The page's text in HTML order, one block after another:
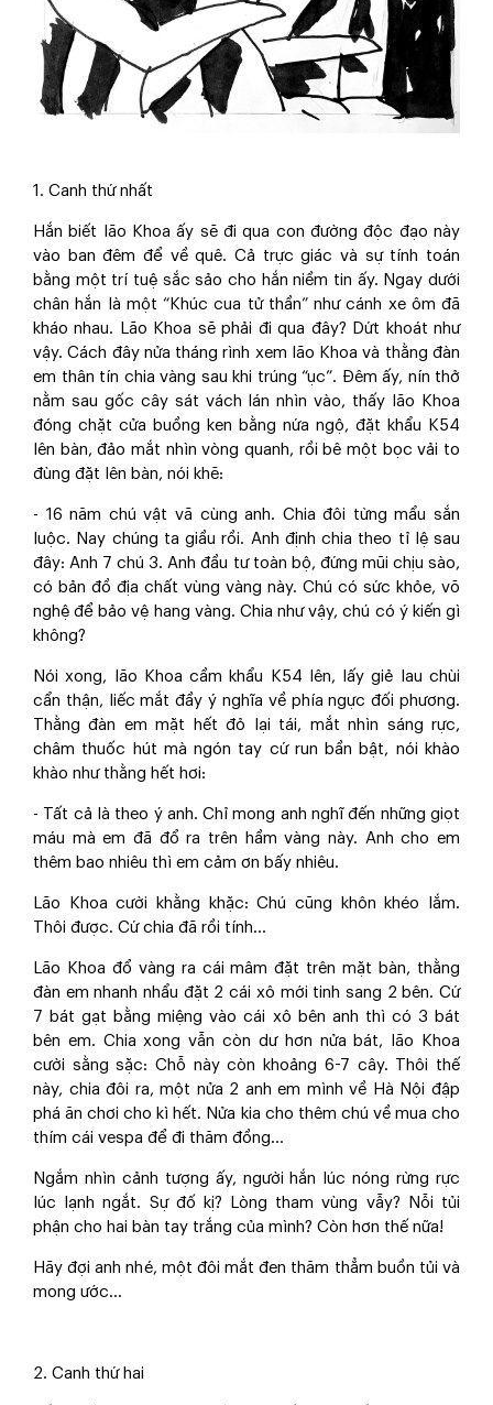
1. Canh thứ nhất
Hắn biết lão Khoa ấy sẽ đi qua con đường độc đạo này
vào ban đêm để về quê. Cả trực giác và sự tính toán
bằng một trí tuệ sắc sảo cho hắn niềm tin ấy. Ngay dưới
chân hắn là một “Khúc cua tử thần” như cánh xe ôm đã
kháo nhau. Lão Khoa sẽ phải đi qua đây? Dứt khoát như
vậy. Cách đây nửa tháng rình xem lão Khoa và thằng đàn
em thân tín chia vàng sau khi trúng “ục”. Đêm ấy, nín thở
nằm sau gốc cây sát vách lán nhìn vào, thấy lão Khoa
đóng chặt cửa buồng ken bằng nứa ngộ, đặt khẩu K54
lên bàn, đảo mắt nhìn vòng quanh, rồi bê một bọc vải to
đùng đặt lên bàn, nói khẽ:
- 16 năm chú vật vã cùng anh. Chia đôi từng mẩu sắn
luộc. Nay chúng ta giầu rồi. Anh định chia theo tỉ lệ sau
đây: Anh 7 chú 3. Anh đầu tư toàn bộ, đứng mũi chịu sào,
có bản đồ địa chất vùng vàng này. Chú có sức khỏe, võ
nghệ để bảo vệ hang vàng. Chia như vậy, chú có ý kiến gì
không?
Nói xong, lão Khoa cầm khẩu K54 lên, lấy giẻ lau chùi
cẩn thận, liếc mắt đầy ý nghĩa về phía ngực đối phương.
Thằng đàn em mặt hết đỏ lại tái, mắt nhìn sáng rực,
châm thuốc hút mà ngón tay cứ run bần bật, nói khào
khào như thằng hết hơi:
- Tất cả là theo ý anh. Chỉ mong anh nghĩ đến những giọt
máu mà em đã đổ ra trên hầm vàng này. Anh cho em
thêm bao nhiêu thì em cảm ơn bấy nhiêu.
Lão Khoa cười khằng khặc: Chú cũng khôn khéo lắm.
Thôi được. Cứ chia đã rồi tính…
Lão Khoa đổ vàng ra cái mâm đặt trên mặt bàn, thằng
đàn em nhanh nhẩu đặt 2 cái xô mới tinh sang 2 bên. Cứ
7 bát gạt bằng miệng vào cái xô bên anh thì có 3 bát
bên em. Chia xong vẫn còn dư hơn nửa bát, lão Khoa
cười sằng sặc: Chỗ này còn khoảng 6-7 cây. Thôi thế
này, chia đôi ra, một nửa 2 anh em mình về Hà Nội đập
phá ăn chơi cho kì hết. Nửa kia cho thêm chú về mua cho
thím cái vespa để đi thăm đồng…
Ngắm nhìn cảnh tượng ấy, người hắn lúc nóng rừng rực
lúc lạnh ngắt. Sự đố kị? Lòng tham vùng vẫy? Nỗi tủi
phận cho hai bàn tay trắng của mình? Còn hơn thế nữa!
Hãy đợi anh nhé, một đôi mắt đen thăm thẳm buồn tủi và
mong ước…
2. Canh thứ hai